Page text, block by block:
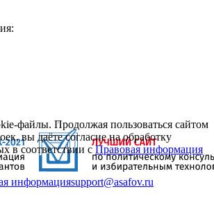
файлы. Продолжая пользоваться сайтом
вы даёте согласие на обработку
в соответствии сПравовая информация
информацияsupport@asafov.ru